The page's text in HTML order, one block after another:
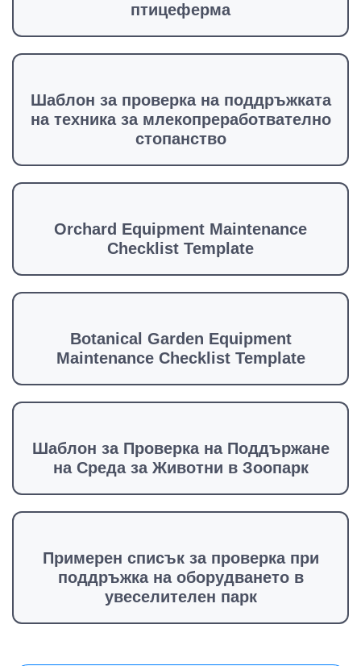
птицеферма
Шаблон за проверка на поддръжката
на техника за млекопреработвателно
стопанство
Orchard Equipment Maintenance
Checklist Template
Botanical Garden Equipment
Maintenance Checklist Template
Шаблон за Проверка на Поддържане
на Среда за Животни в Зоопарк
Примерен списък за проверка при
поддръжка на оборудването в
увеселителен парк